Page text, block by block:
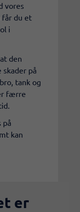
vores
får du et
i
den
på
tank og
færre
på
kan
er